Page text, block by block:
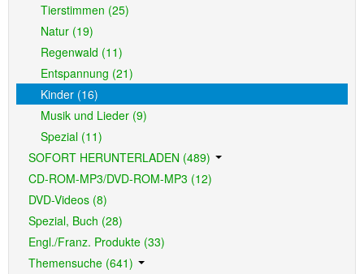
Tierstimmen (25)
Natur (19)
Regenwald (11)
Entspannung (21)
Kinder (16)
Musik und Lieder (9)
Spezial (11)
SOFORT HERUNTERLADEN (489)
CD-ROM-MP3/DVD-ROM-MP3 (12)
DVD-Videos (8)
Spezial, Buch (28)
Engl./Franz. Produkte (33)
Themensuche (641)